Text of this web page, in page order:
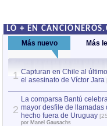
LO + EN
Más nuevo Más
1 Capturan en Chile al
el asesinato de Víctor Jara
2
La comparsa Bantú
mayor desfile de llamadas
hecho fuera de Uruguay
por Manel Gausachs